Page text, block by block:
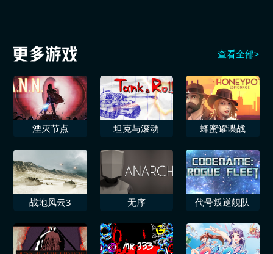
查看全部>
湮灭节点 坦克与滚动 蜂蜜罐谍战
战地风云3 无序 代号叛逆舰队